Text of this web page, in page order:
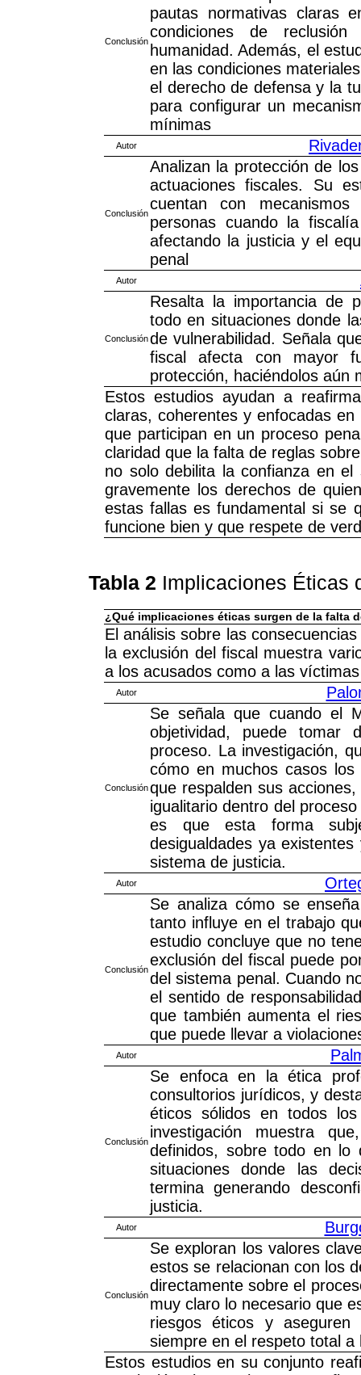
Conclusión
pautas normativas claras
condiciones de
humanidad. Además, el
en las condiciones
el derecho de defensa y la
para configurar un
mínimas
Autor
Conclusión
Analizan la protección de
actuaciones fiscales. Su
cuentan con
personas cuando la
afectando la justicia y el
penal
Autor
Conclusión
Resalta la importancia de
todo en situaciones donde
de vulnerabilidad. Señala
fiscal afecta con mayor
protección, haciéndolos aún
Estos estudios ayudan a
claras, coherentes y enfocadas
que participan en un proceso
claridad que la falta de reglas
no solo debilita la confianza en
gravemente los derechos de
estas fallas es fundamental si se
funcione bien y que respete de
Tabla 2 Implicaciones Éticas
¿Qué implicaciones éticas surgen de la falta
El análisis sobre las
la exclusión del fiscal muestra
a los acusados como a las
Autor
Conclusión
Se señala que cuando el
objetividad, puede tomar
proceso. La investigación,
cómo en muchos casos
que respalden sus
igualitario dentro del
es que esta forma
desigualdades ya
sistema de justicia.
Autor
Conclusión
Se analiza cómo se
tanto influye en el trabajo
estudio concluye que no
exclusión del fiscal puede
del sistema penal. Cuando
el sentido de
que también aumenta el
que puede llevar a
Autor
Conclusión
Se enfoca en la ética
consultorios jurídicos, y
éticos sólidos en todos
investigación muestra
definidos, sobre todo en
situaciones donde las
termina generando
justicia.
Autor
Conclusión
Se exploran los valores
estos se relacionan con los
directamente sobre el
muy claro lo necesario que
riesgos éticos y
siempre en el respeto total
Estos estudios en su conjunto